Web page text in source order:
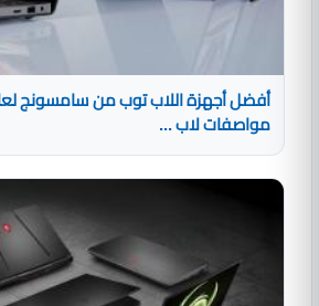
مواصفات لاب ...